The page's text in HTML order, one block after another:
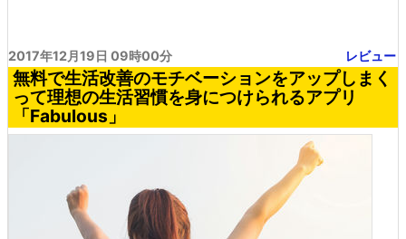
2017年12月19日 09時00分 レビュー
無料で生活改善のモチベーションをアップしまく
って理想の生活習慣を身につけられるアプリ
「Fabulous」